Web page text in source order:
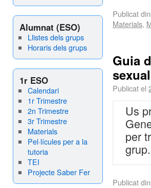
Alumnat (ESO)
Llistes dels grups
Horaris dels grups
1r ESO
Calendari
1r Trimestre
2n Trimestre
3r Trimestre
Materials
Pel·lícules per a la
tutoria
TEI
Projecte Saber Fer
Publicat
Materials,
Guia
Publicat el
Us
per
grup.
Publicat